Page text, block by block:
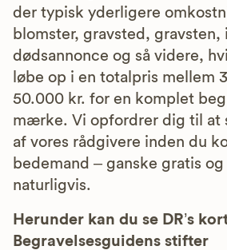
der typisk yderligere
blomster, gravsted,
dødsannonce og så videre,
løbe op i en totalpris mellem
50.000 kr. for en komplet
mærke. Vi opfordrer dig til at
af vores rådgivere inden du
bedemand – ganske gratis
naturligvis.
Herunder kan du se DR’s
Begravelsesguidens stifter